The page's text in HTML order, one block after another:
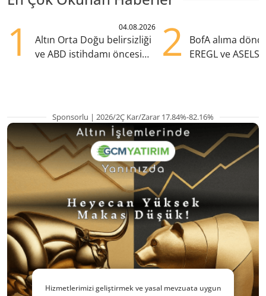
1 04.08.2026
Altın Orta Doğu belirsizliği
ve ABD istihdamı öncesi
2
BofA alıma
EREGL ve ASELS
Sponsorlu | 2026/2Ç Kar/Zarar 17.84%-82.16%
Hizmetlerimizi geliştirmek ve yasal mevzuata uygun